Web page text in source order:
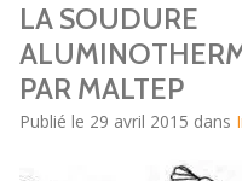
LA SOUDURE
PAR MALTEP
Publié le 29 avril 2015 dans